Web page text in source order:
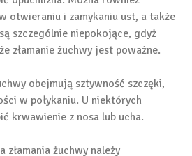
otwieraniu i zamykaniu ust, a także
szczególnie niepokojące, gdyż
złamanie żuchwy jest poważne.
obejmują sztywność szczęki,
w połykaniu. U niektórych
krwawienie z nosa lub ucha.
złamania żuchwy należy